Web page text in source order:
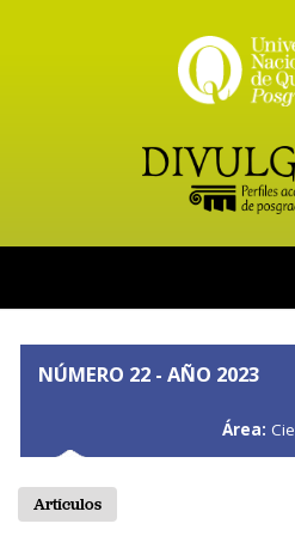
NÚMERO 22 - AÑO 2023
Área:
Artículos